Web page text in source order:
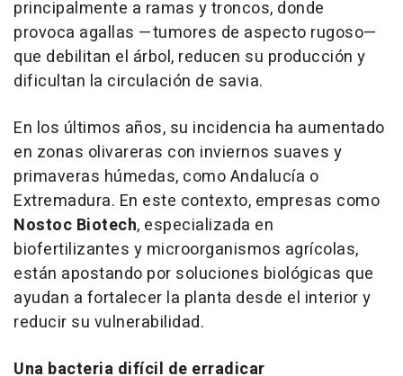
principalmente a ramas y troncos, donde
provoca agallas —tumores de aspecto rugoso—
que debilitan el árbol, reducen su producción y
dificultan la circulación de savia.
En los últimos años, su incidencia ha aumentado
en zonas olivareras con inviernos suaves y
primaveras húmedas, como Andalucía o
Extremadura. En este contexto, empresas como
Nostoc Biotech, especializada en
biofertilizantes y microorganismos agrícolas,
están apostando por soluciones biológicas que
ayudan a fortalecer la planta desde el interior y
reducir su vulnerabilidad.
Una bacteria difícil de erradicar